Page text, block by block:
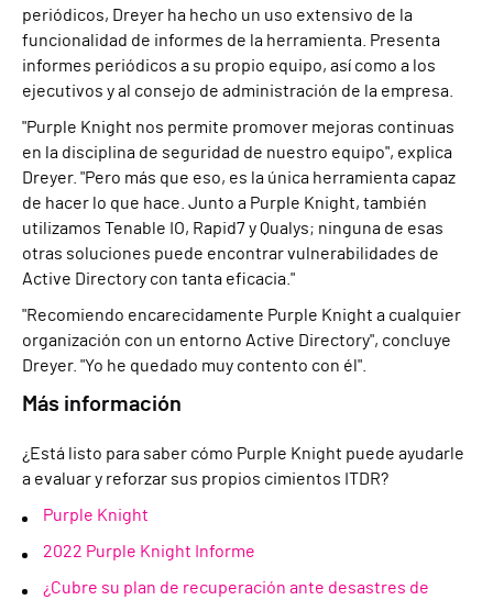
periódicos, Dreyer ha hecho un uso extensivo de la
funcionalidad de informes de la herramienta. Presenta
informes periódicos a su propio equipo, así como a los
ejecutivos y al consejo de administración de la empresa.
"Purple Knight nos permite promover mejoras continuas
en la disciplina de seguridad de nuestro equipo", explica
Dreyer. "Pero más que eso, es la única herramienta capaz
de hacer lo que hace. Junto a Purple Knight, también
utilizamos Tenable IO, Rapid7 y Qualys; ninguna de esas
otras soluciones puede encontrar vulnerabilidades de
Active Directory con tanta eficacia."
"Recomiendo encarecidamente Purple Knight a cualquier
organización con un entorno Active Directory", concluye
Dreyer. "Yo he quedado muy contento con él".
Más información
¿Está listo para saber cómo Purple Knight puede ayudarle
a evaluar y reforzar sus propios cimientos ITDR?
Purple Knight
2022 Purple Knight Informe
¿Cubre su plan de recuperación ante desastres de